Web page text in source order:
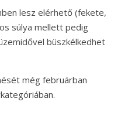
lesz elérhető (fekete,
súlya mellett pedig
büszkélkedhet
még februárban